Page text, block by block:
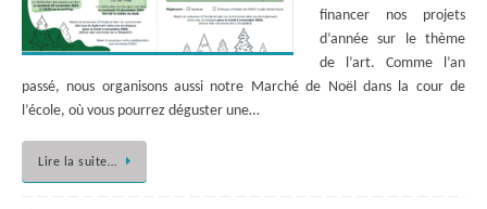
financer nos projets
d’année sur le thème
de l’art. Comme l’an
passé, nous organisons aussi notre Marché de Noël dans la cour de
l’école, où vous pourrez déguster une…
Lire la suite…